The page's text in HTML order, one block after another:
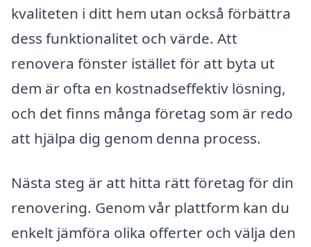
kvaliteten i ditt hem utan också förbättra
dess funktionalitet och värde. Att
renovera fönster istället för att byta ut
dem är ofta en kostnadseffektiv lösning,
och det finns många företag som är redo
att hjälpa dig genom denna process.
Nästa steg är att hitta rätt företag för din
renovering. Genom vår plattform kan du
enkelt jämföra olika offerter och välja den